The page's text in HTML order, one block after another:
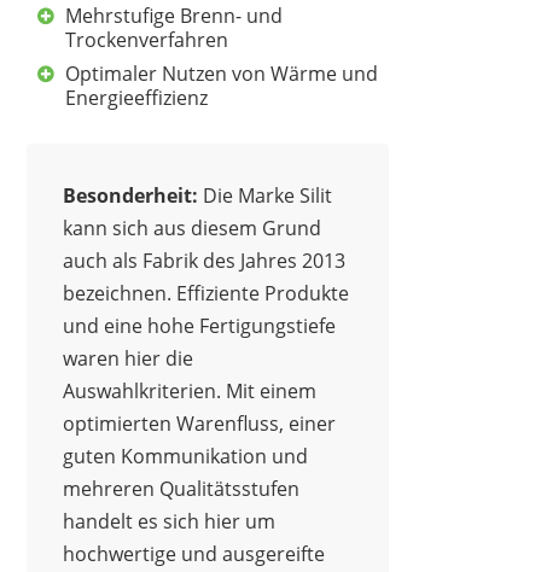
SILIT
95,15 € 90,99 €*
Mehrstufige Brenn- und
Trockenverfahren
Optimaler Nutzen von Wärme und
Energieeffizienz
Besonderheit: Die Marke Silit
kann sich aus diesem Grund
auch als Fabrik des Jahres 2013
bezeichnen. Effiziente Produkte
und eine hohe Fertigungstiefe
waren hier die
Auswahlkriterien. Mit einem
optimierten Warenfluss, einer
guten Kommunikation und
mehreren Qualitätsstufen
handelt es sich hier um
hochwertige und ausgereifte